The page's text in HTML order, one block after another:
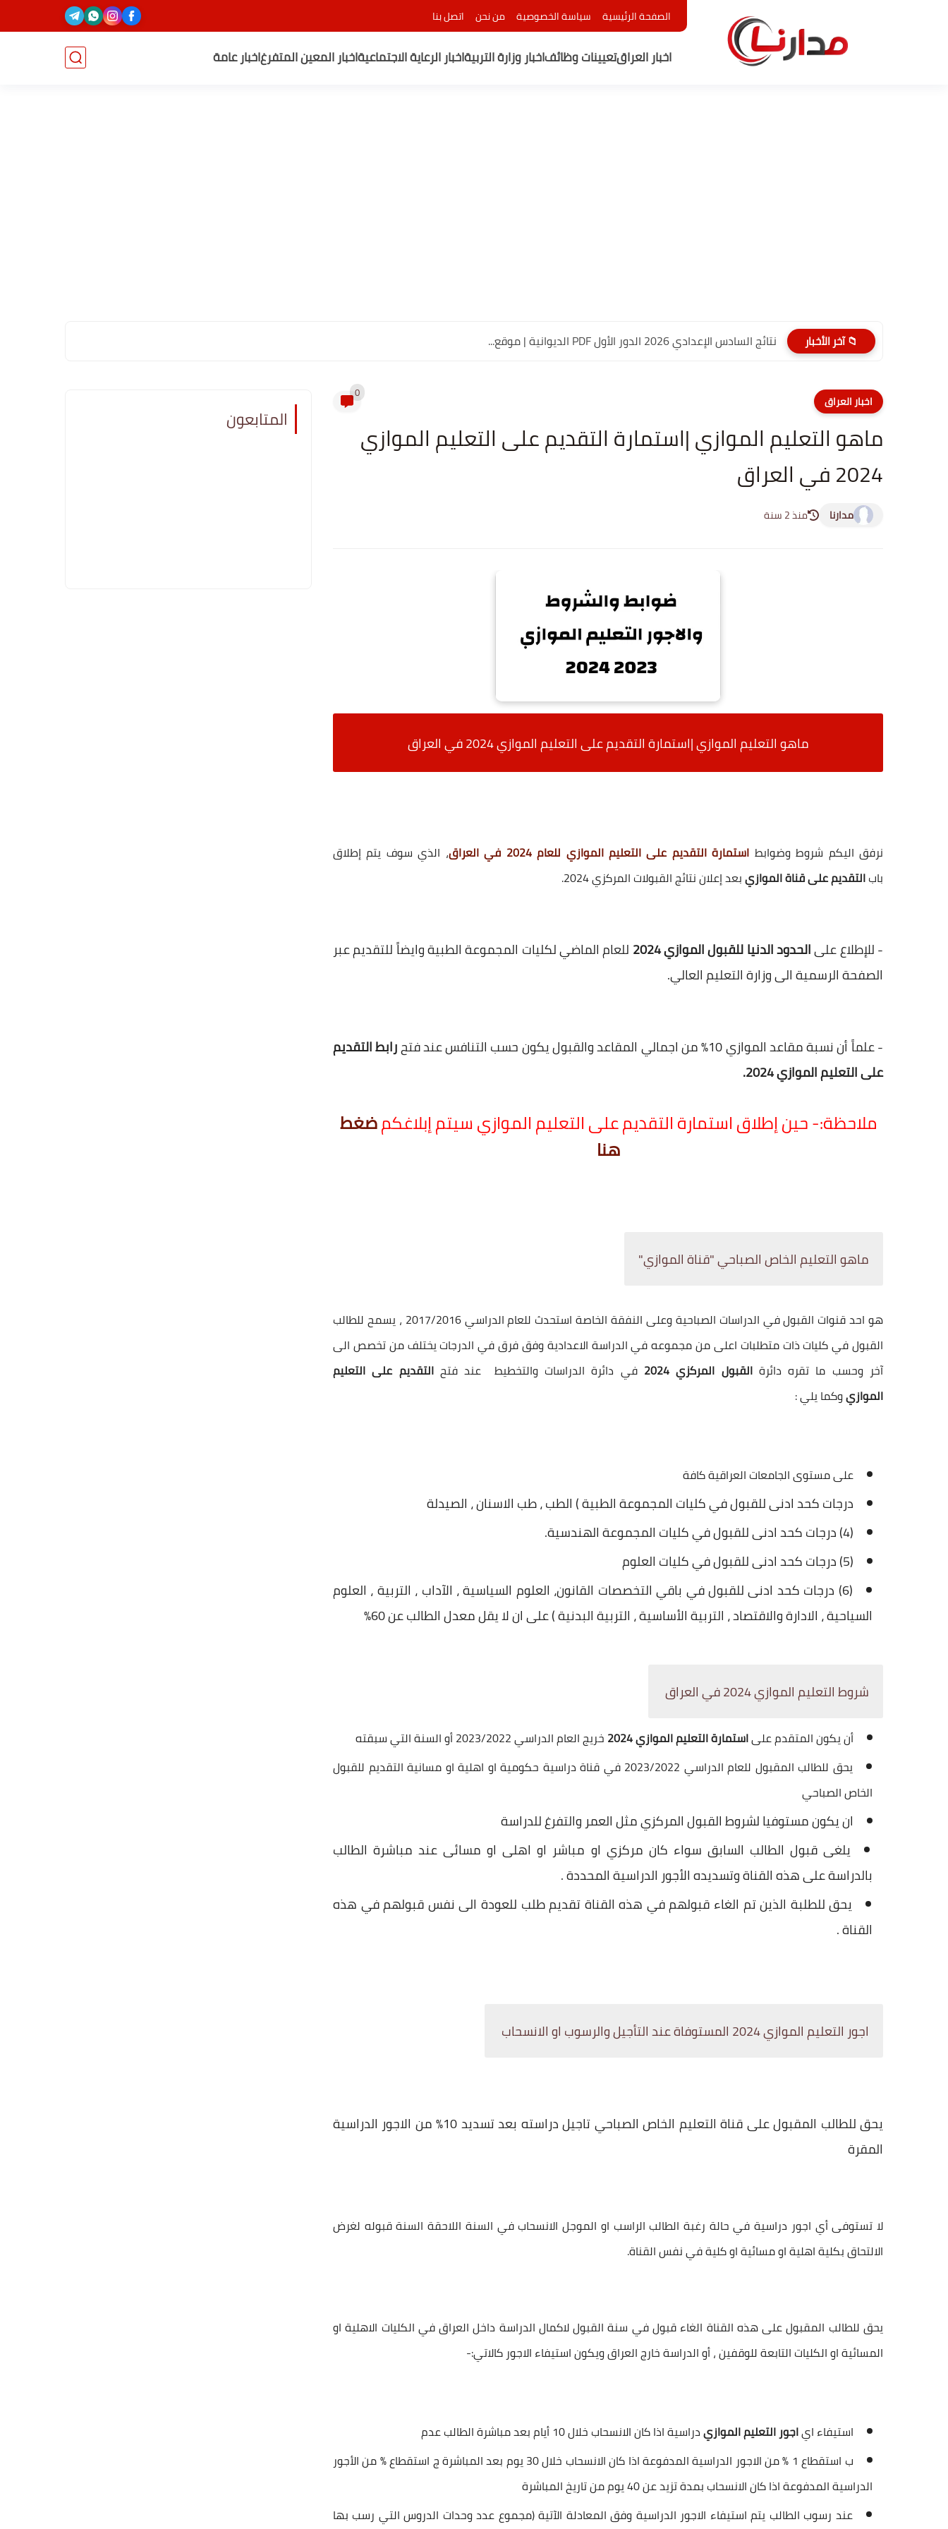
الصفحة الرئيسية سياسة الخصوصية من نحن اتصل بنا
اخبار العراقتعيينات وظائفاخبار وزارة التربيةاخبار الرعاية الاجتماعيةاخبار المعين المتفرغاخبار عامة
📁 آخر الأخبار نتائج السادس الإعدادي 2026 الدور الأول PDF الديوانية | موقع...
اخبار العراق 0
ماهو التعليم الموازي |استمارة التقديم على التعليم الموازي
2024 في العراق
مدارنا منذ 2 سنة
ماهو التعليم الموازي |استمارة التقديم على التعليم الموازي 2024 في العراق
نرفق اليكم شروط وضوابط استمارة التقديم على التعليم الموازي للعام 2024 في العراق ، الذي سوف يتم إطلاق
بابالتقديم على قناة الموازيبعد إعلان نتائج القبولات المركزي 2024.
- للإطلاع علىالحدود الدنيا للقبول الموازي 2024
للعام الماضي لكليات المجموعة الطبية وايضاً للتقديم عبر
الصفحة الرسمية الى وزارة التعليم العالي.
- علماً أن نسبة مقاعد الموازي 10% من اجمالي المقاعد والقبول يكون حسب التنافس عند فتح
رابط التقديم
على التعليم الموازي 2024.
ملاحظة:- حين إطلاق استمارة التقديم على التعليم الموازي سيتم إبلاغكمضغط
هنا
ماهو التعليم الخاص الصباحي "قناة الموازي"
هو احد قنوات القبول في الدراسات الصباحية وعلى النفقة الخاصة استحدث للعام الدراسي 2017/2016 ، يسمح للطالب
القبول في كليات ذات متطلبات اعلى من مجموعه في الدراسة الاعدادية وفق فرق في الدرجات يختلف من تخصص الى
آخر وحسب ما تقره دائرةالقبول المركزي 2024 في دائرة الدراسات والتخطيط عند فتحالتقديم على التعليم
الموازيوكما يلي :
على مستوى الجامعات العراقية كافة
درجات كحد ادنى للقبول في كليات المجموعة الطبية ) الطب ، طب الاسنان ، الصيدلة
(4) درجات كحد ادنى للقبول في كليات المجموعة الهندسية.
(5) درجات كحد ادنى للقبول في كليات العلوم
(6) درجات كحد ادنى للقبول في باقي التخصصات القانون، العلوم السياسية ، الآداب ، التربية ، العلوم
السياحية ، الادارة والاقتصاد ، التربية الأساسية ، التربية البدنية ) على انلا يقل معدل الطالب عن 60%
شروط التعليم الموازي 2024 في العراق
أن يكون المتقدم علىاستمارة التعليم الموازي 2024
خريج العام الدراسي 2023/2022 أو السنة التي سبقته
يحق للطالب المقبول للعام الدراسي 2023/2022 في قناة دراسية حكومية او اهلية او مسانية التقديم للقبول
الخاص الصباحي
ان يكون مستوفيا لشروط القبول المركزي مثل العمر والتفرغ للدراسة
يلغى قبول الطالب السابق سواء كان مركزي او مباشر او اهلی او مسائى عند مباشرة الطالب
بالدراسة على هذه القناة وتسديده الأجور الدراسية المحددة .
يحق للطلبة الذين تم الغاء قبولهم في هذه القناة تقديم طلب للعودة الى نفس قبولهم في هذه
القناة .
اجور التعليم الموازي 2024 المستوفاة عند التأجيل والرسوب او الانسحاب
يحق للطالب المقبول على قناة التعليم الخاص الصباحي تاجيل دراسته بعد تسديد 10% من الاجور الدراسية
المقرة
لا تستوفى أي اجور دراسية في حالة رغبة الطالب الراسب او الموجل الانسحاب في السنة اللاحقة السنة قبوله لغرض
الالتحاق بكلية اهلية او مسائية او كلية في نفس القناة.
يحق للطالب المقبول على هذه القناة الغاء قبول في سنة القبول لاكمال الدراسة داخل العراق في الكليات الاهلية او
المسائية او الكليات التابعة للوقفين ، أو الدراسة خارج العراق ويكون استيفاء الاجور كالاتي:-
استيفاء اياجور التعليم الموازيدراسية اذا كان الانسحاب خلال 10 أيام بعد مباشرة الطالب عدم
ب استقطاع 1 % من الاجور الدراسية المدفوعة اذا كان الانسحاب خلال 30 يوم بعد المباشرة ج استقطاع % من الأجور
الدراسية المدفوعة اذا كان الانسحاب بمدة تزيد عن 40 يوم من تاريخ المباشرة
عند رسوب الطالب يتم استيفاء الاجور الدراسية وفق المعادلة الآتية (مجموع عدد وحدات الدروس التي رسب بها
المتابعون